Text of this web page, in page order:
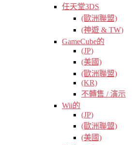
任天堂3DS
(歐洲聯盟)
(神遊 & TW)
GameCube的
(JP)
(美國)
(歐洲聯盟)
(KR)
不轉售 / 演示
Wii的
(JP)
(歐洲聯盟)
(美國)